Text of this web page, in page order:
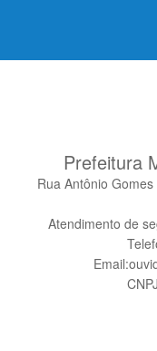
Prefeitura
Rua Antônio
Atendimento de